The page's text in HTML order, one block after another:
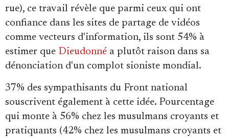
rue), ce travail révèle que parmi ceux qui ont
confiance dans les sites de partage de vidéos
comme vecteurs d'information, ils sont 54% à
estimer que Dieudonné a plutôt raison dans sa
dénonciation d'un complot sioniste mondial.
37% des sympathisants du Front national
souscrivent également à cette idée. Pourcentage
qui monte à 56% chez les musulmans croyants et
pratiquants (42% chez les musulmans croyants et